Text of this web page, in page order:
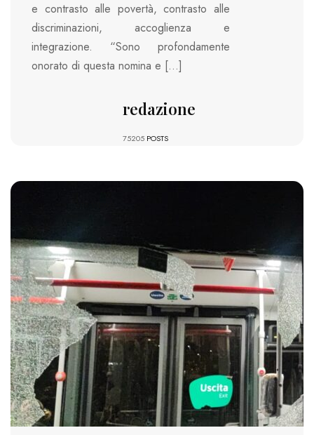
e contrasto alle povertà, contrasto alle
discriminazioni, accoglienza e
integrazione. “Sono profondamente
onorato di questa nomina e […]
redazione
75205 POSTS